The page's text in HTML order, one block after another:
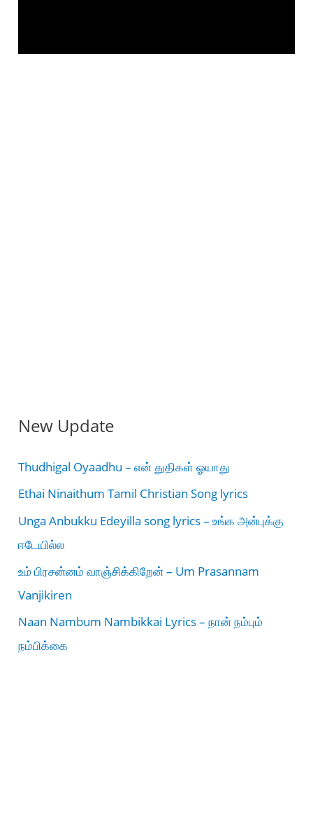
New Update
Thudhigal Oyaadhu – என் துதிகள் ஓயாது
Ethai Ninaithum Tamil Christian Song lyrics
Unga Anbukku Edeyilla song lyrics – உங்க அன்புக்கு
ஈடேயில்ல
உம் பிரசன்னம் வாஞ்சிக்கிறேன் – Um Prasannam
Vanjikiren
Naan Nambum Nambikkai Lyrics – நான் நம்பும்
நம்பிக்கை